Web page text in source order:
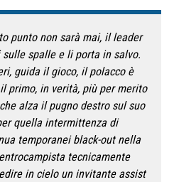
punto non sarà mai, il leader
spalle e li porta in salvo.
guida il gioco, il polacco è
primo, in verità, più per merito
alza il pugno destro sul suo
quella intermittenza di
temporanei black-out nella
tecnicamente
in cielo un invitante assist